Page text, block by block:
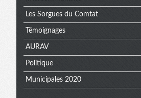
Les Sorgues du Comtat
Témoignages
AURAV
Politique
Municipales 2020